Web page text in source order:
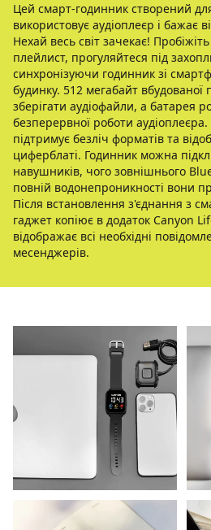
Цей смарт-годинник створений
використовує аудіоплеєр і бажає
Нехай весь світ зачекає!
плейлист, прогуляйтеся під
синхронізуючи годинник зі
будинку. 512 мегабайт вбудованої
зберігати аудіофайли, а батарея
безперервної роботи
підтримує безліч форматів та
циферблаті. Годинник можна
навушників, чого зовнішнього
повній водонепроникності вони
Після встановлення з'єднання з
гаджет копіює в додаток Canyon
відображає всі необхідні
месенджерів.